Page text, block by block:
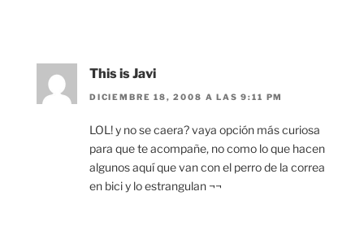
This is Javi
DICIEMBRE 18, 2008 A LAS 9:11 PM
LOL! y no se caera? vaya opción más curiosa
para que te acompañe, no como lo que hacen
algunos aquí que van con el perro de la correa
en bici y lo estrangulan ¬¬